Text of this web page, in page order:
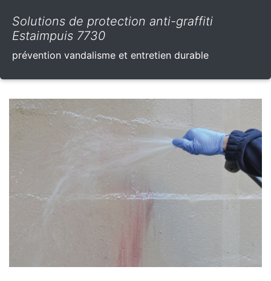
Solutions de protection anti-graffiti
Estaimpuis 7730
prévention vandalisme et entretien durable